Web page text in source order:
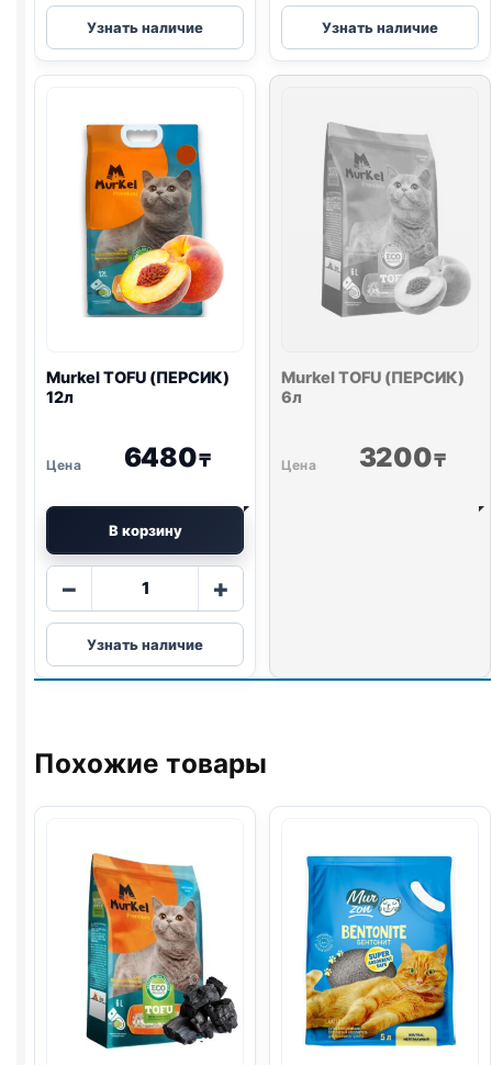
Murkel
TOFU
(С
Узнать наличие
Murkel
TOFU
(КОФЕ)
Узнать наличие
MurkelTOFU (ПЕРСИК)
12л
6480₸
В корзину
−
Количество
Murkel
TOFU
(ПЕРСИК)
+
Узнать наличие
Murkel TOFU (ПЕРСИК)
6л
3200₸
Похожие товары